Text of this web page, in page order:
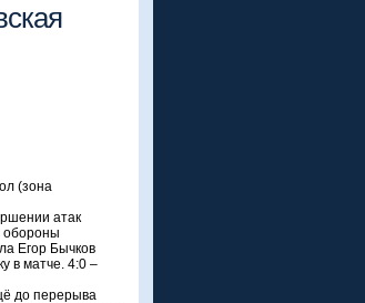
(зона
атак
обороны
Егор Бычков
в матче. 4:0 –
до перерыва